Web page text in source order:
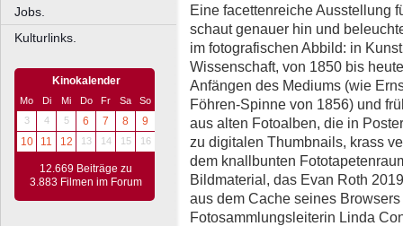
Jobs.
Kulturlinks.
Kinokalender
Mo Di Mi Do Fr Sa
So
3
4 5 6 7 8
9
10
11 12 13 14 15 16
12.669 Beiträge zu
3.883 Filmen im Forum
Eine facettenreiche Ausstellung
schaut genauer hin und
im fotografischen Abbild: in
Wissenschaft, von 1850 bis
Anfängen des Mediums (wie
Föhren-Spinne von 1856) und
aus alten Fotoalben, die in
zu digitalen Thumbnails, krass
dem knallbunten
Bildmaterial, das Evan Roth
aus dem Cache seines
Fotosammlungsleiterin Linda